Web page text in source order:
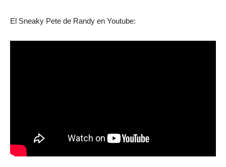
El Sneaky Pete de Randy en Youtube: